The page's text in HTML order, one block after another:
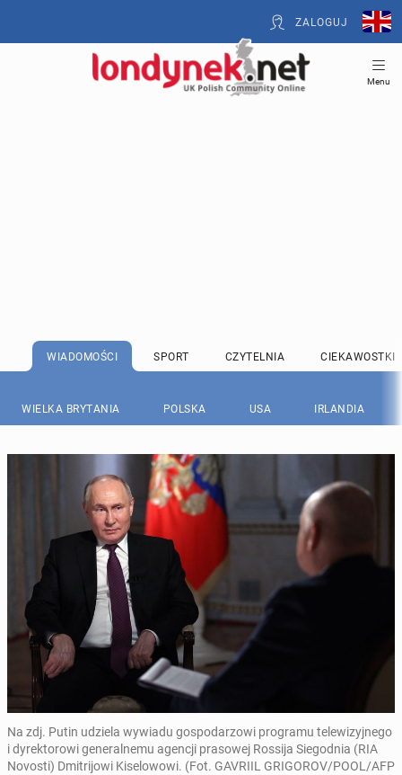
ZALOGUJ
Menu
WIADOMOŚCI SPORT CZYTELNIA CIEKAWOSTKI
WIELKA BRYTANIA POLSKA USA IRLANDIA
Na zdj. Putin udziela wywiadu gospodarzowi programu telewizyjnego
i dyrektorowi generalnemu agencji prasowej Rossija Siegodnia (RIA
Novosti) Dmitrijowi Kiselowowi. (Fot. GAVRIIL GRIGOROV/POOL/AFP